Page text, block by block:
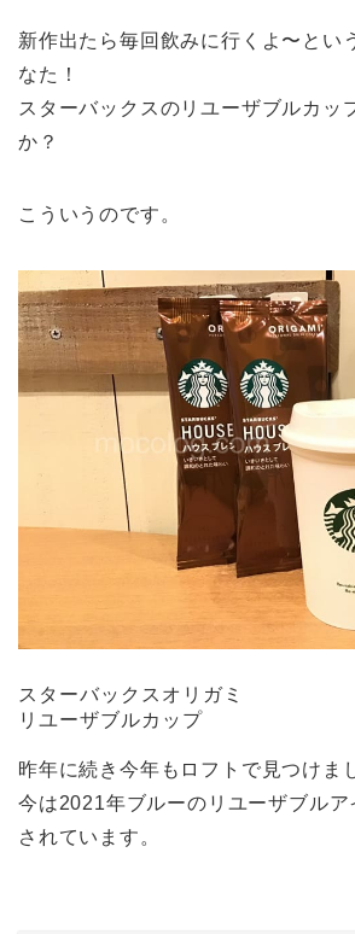
er
e
st
新作出たら毎回飲みに行くよ〜とい
なた！
スターバックスのリユーザブルカッ
か？
こういうのです。
スターバックスオリガミ
リユーザブルカップ
昨年に続き今年もロフトで見つけま
今は2021年ブルーのリユーザブルア
されています。